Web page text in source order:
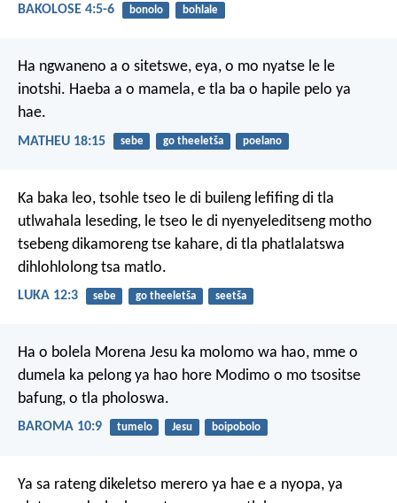
BAKOLOSE 4:5-6 bonolo bohlale
Ha ngwaneno a o sitetswe, eya, o mo nyatse le le
inotshi. Haeba a o mamela, e tla ba o hapile pelo ya
hae.
MATHEU 18:15 sebe go theeletša poelano
Ka baka leo, tsohle tseo le di buileng lefifing di tla
utlwahala leseding, le tseo le di nyenyeleditseng motho
tsebeng dikamoreng tse kahare, di tla phatlalatswa
dihlohlolong tsa matlo.
LUKA 12:3 sebe go theeletša seetša
Ha o bolela Morena Jesu ka molomo wa hao, mme o
dumela ka pelong ya hao hore Modimo o mo tsositse
bafung, o tla pholoswa.
BAROMA 10:9 tumelo Jesu boipobolo
Ya sa rateng dikeletso merero ya hae e a nyopa, ya